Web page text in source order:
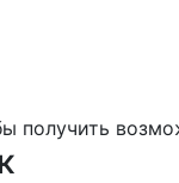
получить